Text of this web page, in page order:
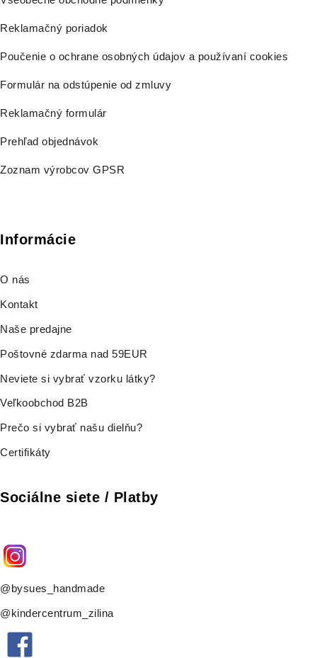
Reklamačný poriadok
Poučenie o ochrane osobných údajov a používaní cookies
Formulár na odstúpenie od zmluvy
Reklamačný formulár
Prehľad objednávok
Zoznam výrobcov GPSR
Informácie
O nás
Kontakt
Naše predajne
Poštovné zdarma nad 59EUR
Neviete si vybrať vzorku látky?
Veľkoobchod B2B
Prečo si vybrať našu dielňu?
Certifikáty
Sociálne siete / Platby
@bysues_handmade
@kindercentrum_zilina